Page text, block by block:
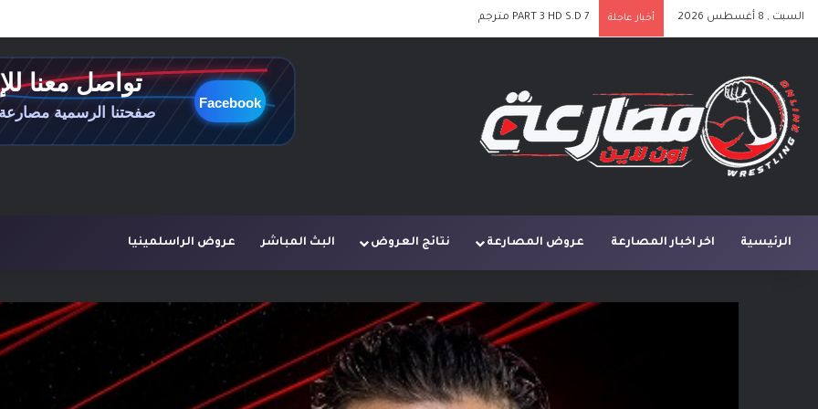
السبت , 8 أغسطس 2026 أخبار عاجلة
الرئيسية اخر اخبار المصارعة عروض المصارعة نتائج العروض البث المباشر عروض الراسلمينيا